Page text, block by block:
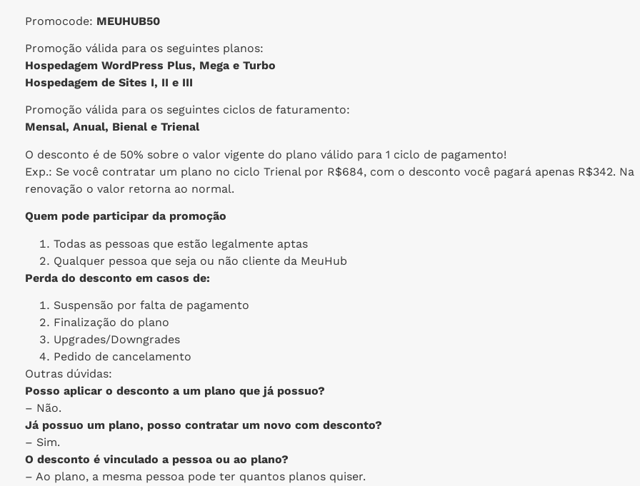
Promocode: MEUHUB50
Promoção válida para os seguintes planos:
Hospedagem WordPress Plus, Mega e Turbo
Hospedagem de Sites I, II e III
Promoção válida para os seguintes ciclos de faturamento:
Mensal, Anual, Bienal e Trienal
O desconto é de 50% sobre o valor vigente do plano válido para 1 ciclo de pagamento!
Exp.: Se você contratar um plano no ciclo Trienal por R$684, com o desconto você pagará apenas R$342. Na
renovação o valor retorna ao normal.
Quem pode participar da promoção
Todas as pessoas que estão legalmente aptas
Qualquer pessoa que seja ou não cliente da MeuHub
Perda do desconto em casos de:
Suspensão por falta de pagamento
Finalização do plano
Upgrades/Downgrades
Pedido de cancelamento
Outras dúvidas:
Posso aplicar o desconto a um plano que já possuo?
– Não.
Já possuo um plano, posso contratar um novo com desconto?
– Sim.
O desconto é vinculado a pessoa ou ao plano?
– Ao plano, a mesma pessoa pode ter quantos planos quiser.